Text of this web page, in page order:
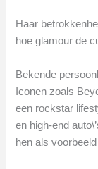
Haar
hoe glamour de
Bekende
Iconen zoals
een rockstar
en high-end
hen als